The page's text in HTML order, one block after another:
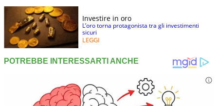
Investire in oro
L’oro torna protagonista tra gli investimenti
sicuri
LEGGI